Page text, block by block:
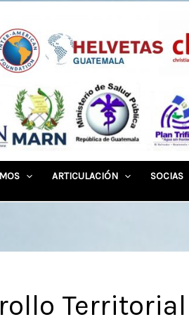
ARTICULACIÓN SOCIAS